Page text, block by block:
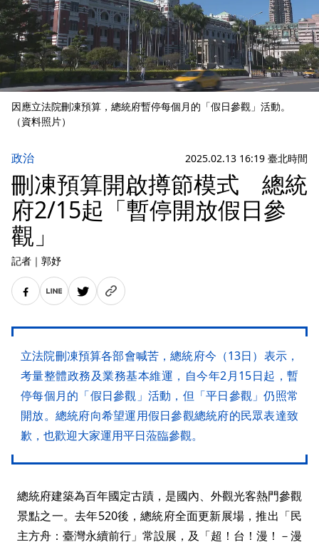
因應立法院刪凍預算，總統府暫停每個月的「假日參觀」活動。
（資料照片）
政治 2025.02.13 16:19 臺北時間
刪凍預算開啟撙節模式 總統
府2/15起「暫停開放假日參
觀」
記者 ｜ 郭妤
立法院刪凍預算各部會喊苦，總統府今（13日）表示，
考量整體政務及業務基本維運，自今年2月15日起，暫
停每個月的「假日參觀」活動，但「平日參觀」仍照常
開放。總統府向希望運用假日參觀總統府的民眾表達致
歉，也歡迎大家運用平日蒞臨參觀。
總統府建築為百年國定古蹟，是國內、外觀光客熱門參觀
景點之一。去年520後，總統府全面更新展場，推出「民
主方舟：臺灣永續前行」常設展，及「超！台！漫！－漫